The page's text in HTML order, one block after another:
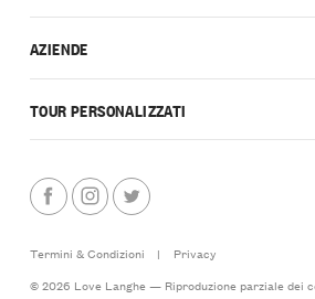
AZIENDE
TOUR PERSONALIZZATI
Termini & Condizioni |
Privacy
© 2026 Love Langhe — Riproduzione parziale dei